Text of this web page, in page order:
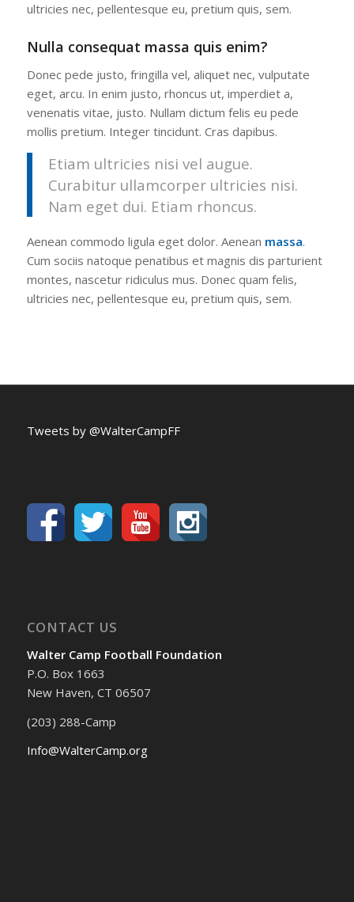
ultricies nec, pellentesque eu, pretium quis, sem.
Nulla consequat massa quis enim?
Donec pede justo, fringilla vel, aliquet nec, vulputate
eget, arcu. In enim justo, rhoncus ut, imperdiet a,
venenatis vitae, justo. Nullam dictum felis eu pede
mollis pretium. Integer tincidunt. Cras dapibus.
Etiam ultricies nisi vel augue.
Curabitur ullamcorper ultricies nisi.
Nam eget dui. Etiam rhoncus.
Aenean commodo ligula eget dolor. Aenean massa.
Cum sociis natoque penatibus et magnis dis parturient
montes, nascetur ridiculus mus. Donec quam felis,
ultricies nec, pellentesque eu, pretium quis, sem.
Tweets by @WalterCampFF
CONTACT US
Walter Camp Football Foundation
P.O. Box 1663
New Haven, CT 06507
(203) 288-Camp
Info@WalterCamp.org